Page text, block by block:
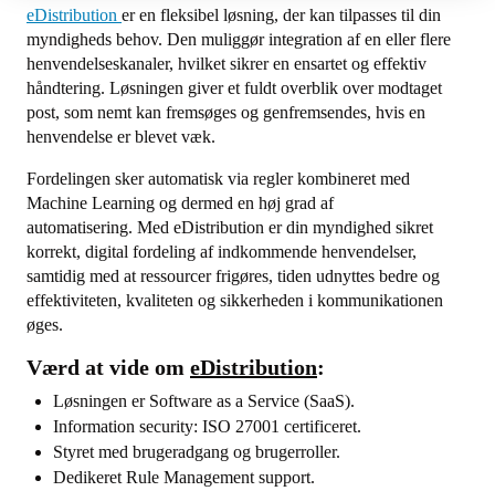
eDistribution er en fleksibel løsning, der kan tilpasses til din
myndigheds behov. Den muliggør integration af en eller flere
henvendelseskanaler, hvilket sikrer en ensartet og effektiv
håndtering. Løsningen giver et fuldt overblik over modtaget
post, som nemt kan fremsøges og genfremsendes, hvis en
henvendelse er blevet væk.
Fordelingen sker automatisk via regler kombineret med
Machine Learning og dermed en høj grad af
automatisering. Med eDistribution er din myndighed sikret
korrekt, digital fordeling af indkommende henvendelser,
samtidig med at ressourcer frigøres, tiden udnyttes bedre og
effektiviteten, kvaliteten og sikkerheden i kommunikationen
øges.
Værd at vide om eDistribution:
Løsningen er Software as a Service (SaaS).
Information security: ISO 27001 certificeret.
Styret med brugeradgang og brugerroller.
Dedikeret Rule Management support.